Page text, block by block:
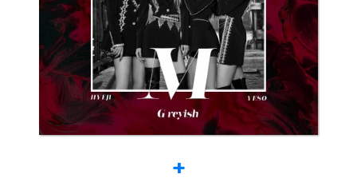
+